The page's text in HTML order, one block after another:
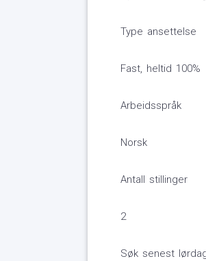
Type ansettelse
Fast, heltid 100%
Arbeidsspråk
Norsk
Antall stillinger
2
Søk senest